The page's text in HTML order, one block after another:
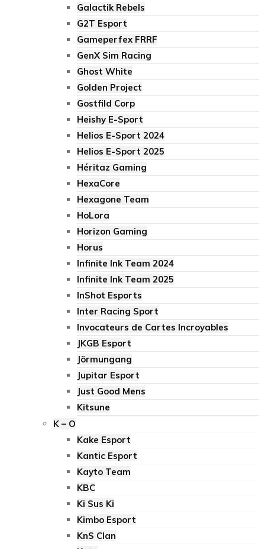
Galactik Rebels
G2T Esport
Gameperfex FRRF
GenX Sim Racing
Ghost White
Golden Project
Gostfild Corp
Heishy E-Sport
Helios E-Sport 2024
Helios E-Sport 2025
Héritaz Gaming
HexaCore
Hexagone Team
HoLora
Horizon Gaming
Horus
Infinite Ink Team 2024
Infinite Ink Team 2025
InShot Esports
Inter Racing Sport
Invocateurs de Cartes Incroyables
JKGB Esport
Jörmungang
Jupitar Esport
Just Good Mens
Kitsune
K – O
Kake Esport
Kantic Esport
Kayto Team
KBC
Ki Sus Ki
Kimbo Esport
KnS Clan